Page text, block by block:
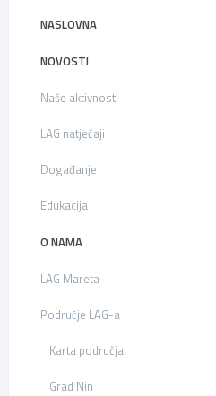
NASLOVNA
NOVOSTI
Naše aktivnosti
LAG natječaji
Događanje
Edukacija
O NAMA
LAG Mareta
Područje LAG-a
Karta područja
Grad Nin